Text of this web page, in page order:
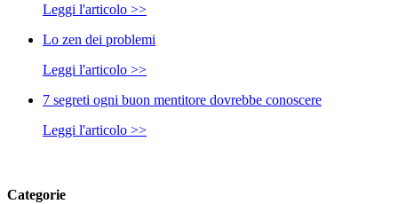
Leggi l'articolo >>
Lo zen dei problemi
Leggi l'articolo >>
7 segreti ogni buon mentitore dovrebbe conoscere
Leggi l'articolo >>
Categorie